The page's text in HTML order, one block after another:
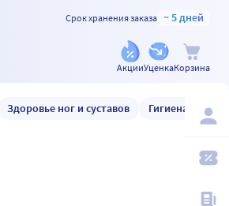
Срок хранения заказа ~ 5 дней
АкцииУценкаКорзина
Здоровье ног и суставов Гигиена и уход